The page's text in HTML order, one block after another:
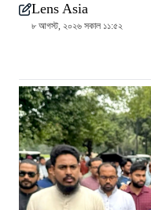
Lens Asia
৮ আগস্ট, ২০২৬ সকাল ১১:৫২